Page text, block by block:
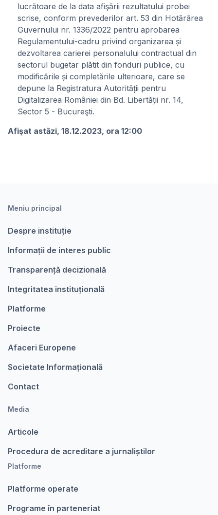
lucrătoare de la data afişării rezultatului probei
scrise, conform prevederilor art. 53 din Hotărârea
Guvernului nr. 1336/2022 pentru aprobarea
Regulamentului-cadru privind organizarea și
dezvoltarea carierei personalului contractual din
sectorul bugetar plătit din fonduri publice, cu
modificările și completările ulterioare, care se
depune la Registratura Autorității pentru
Digitalizarea României din Bd. Libertății nr. 14,
Sector 5 - Bucureşti.
Afişat astăzi, 18.12.2023, ora 12:00
Meniu principal
Despre instituție
Informații de interes public
Transparență decizională
Integritatea instituțională
Platforme
Proiecte
Afaceri Europene
Societate Informațională
Contact
Media
Articole
Procedura de acreditare a jurnaliștilor
Platforme
Platforme operate
Programe în parteneriat